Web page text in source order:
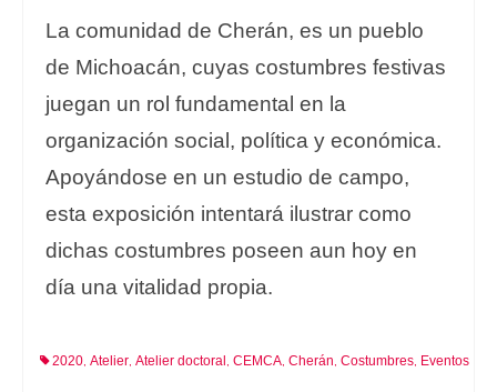
La comunidad de Cherán, es un pueblo
de Michoacán, cuyas costumbres festivas
juegan un rol fundamental en la
organización social, política y económica.
Apoyándose en un estudio de campo,
esta exposición intentará ilustrar como
dichas costumbres poseen aun hoy en
día una vitalidad propia.
2020, Atelier, Atelier doctoral , CEMCA, Cherán, Costumbres, Eventos